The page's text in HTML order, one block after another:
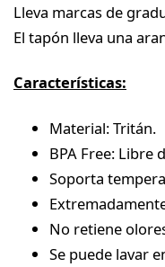
Lleva marcas de
El tapón lleva una
Características:
Material: Tritán.
BPA Free: Libre
Soporta
No retiene
Se puede lavar